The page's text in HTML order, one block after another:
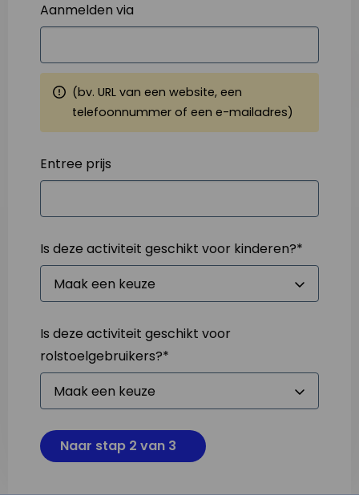
Aanmelden via
(bv. URL van een website, een
telefoonnummer of een e-mailadres)
Entree prijs
Is deze activiteit geschikt voor kinderen?*
Is deze activiteit geschikt voor
rolstoelgebruikers?*